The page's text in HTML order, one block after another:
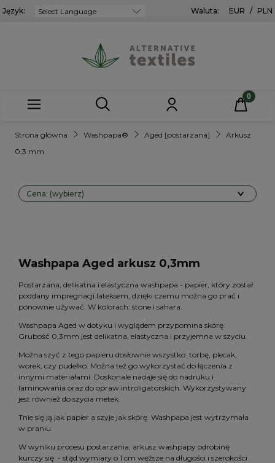
Język: Waluta: EUR / PLN
Strona główna Washpapa® Aged [postarzana]
Arkusz
0,3 mm
Cena: (wybierz)
Washpapa Aged arkusz 0,3mm
Postarzana, delikatna i elastyczna washpapa - papier, który został
poddany impregnacji lateksem, dzięki czemu można go prać i
ponownie używać. W kolorach: stone i sahara.
Washpapa Aged w dotyku i wyglądem przypomina skórę.
Grubość 0,3mm jest delikatna, elastyczna i przyjemna w szyciu.
Można szyć z tego papieru dosłownie wszystko: torbę, plecak,
worek, czy pudełko. Można też go wykorzystać do łączenia z
innymi materiałami. Doskonale nadaje się do nadruku i
laminowania oraz do opraw introligatorskich. Wykorzystywany
jest również do szycia metek.
Tnie się ją jak papier a szyje jak skórę. Washpapa jest wytrzymała
w praniu.
W wyniku procesu postarzania, arkusz washpapy odrobinę
kurczy się - stąd wymiary o 1 cm węższe na długości i szerokości